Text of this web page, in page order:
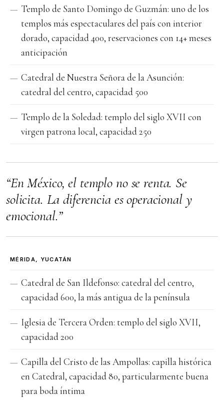
Templo de Santo Domingo de Guzmán: uno de los
templos más espectaculares del país con interior
dorado, capacidad 400, reservaciones con 14+ meses
anticipación
Catedral de Nuestra Señora de la Asunción:
catedral del centro, capacidad 500
Templo de la Soledad: templo del siglo XVII con
virgen patrona local, capacidad 250
“En México, el templo no se renta. Se
solicita. La diferencia es operacional y
emocional.”
MÉRIDA, YUCATÁN
Catedral de San Ildefonso: catedral del centro,
capacidad 600, la más antigua de la península
Iglesia de Tercera Orden: templo del siglo XVII,
capacidad 200
Capilla del Cristo de las Ampollas: capilla histórica
en Catedral, capacidad 80, particularmente buena
para boda íntima